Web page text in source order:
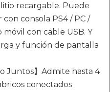
recargable. Puede
consola PS4 / PC /
con cable USB. Y
y función de pantalla
Juntos】Admite hasta 4
conectados